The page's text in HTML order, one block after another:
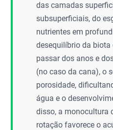
das camadas
subsuperficiais, do
nutrientes em
desequilíbrio da biota
passar dos anos e
(no caso da cana), o
porosidade,
água e o
disso, a monocultura
rotação favorece o